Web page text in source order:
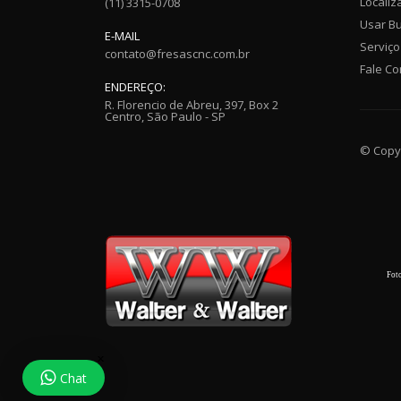
Chat
E-MAIL
contato@fresascnc.com.br
ENDEREÇO:
R. Florencio de Abreu, 397, Box 2
Centro, São Paulo - SP
Usar
Fale
©